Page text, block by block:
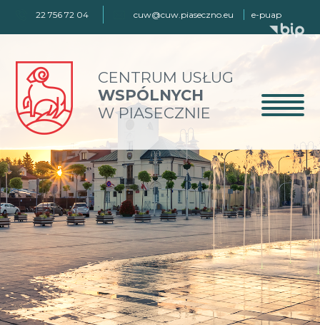
22 756 72 04 cuw@cuw.piaseczno.eu e-puap
CENTRUM USŁUG
WSPÓLNYCH
W PIASECZNIE